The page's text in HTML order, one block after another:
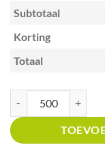
Subtotaal
Korting
Totaal